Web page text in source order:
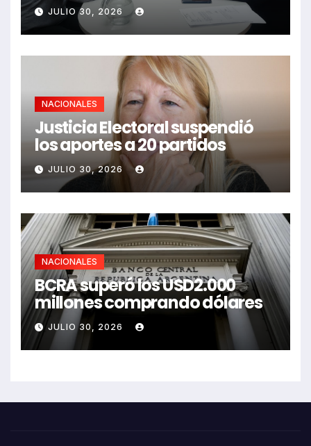
JULIO 30, 2026
NACIONALES
Justicia Electoral suspendió
los aportes a 20 partidos
JULIO 30, 2026
NACIONALES
BCRA superó los USD2.000
millones comprando dólares
JULIO 30, 2026